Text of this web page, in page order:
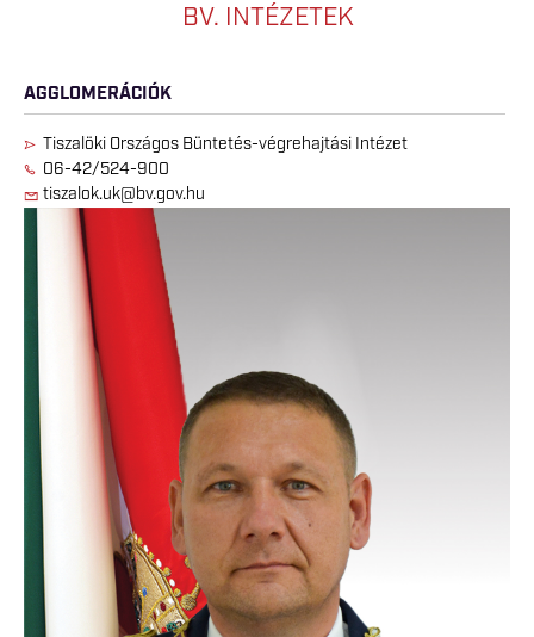
BV. INTÉZETEK
AGGLOMERÁCIÓK
Tiszalöki Országos Büntetés-végrehajtási Intézet
06-42/524-900
tiszalok.uk@bv.gov.hu